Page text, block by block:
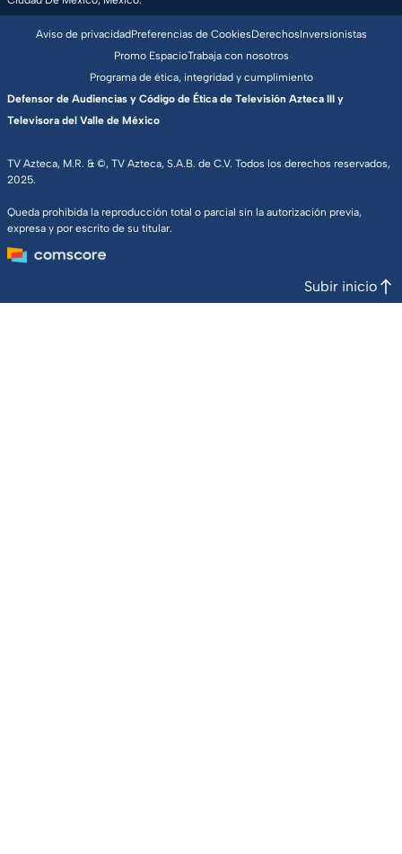
TV Azteca, M.R. & ©, TV Azteca, S.A.B. de C.V. Todos los derechos reservados,
2025.
Queda prohibida la reproducción total o parcial sin la autorización previa,
expresa y por escrito de su titular.
Aviso de privacidadPreferencias de CookiesDerechosInversionistas
Promo EspacioTrabaja con nosotros
Programa de ética, integridad y cumplimiento
Defensor de Audiencias y Código de Ética de Televisión Azteca III y
Televisora del Valle de México
Subir inicio